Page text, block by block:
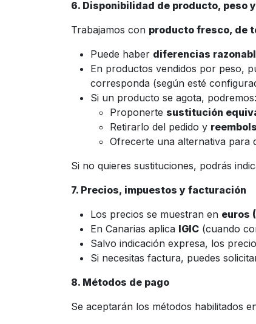
6. Disponibilidad de producto, peso
Trabajamos con producto fresco, de
Puede haber diferencias
En productos vendidos por peso,
corresponda (según esté
Si un producto se agota, podremos:
Proponerte sustitución
Retirarlo del pedido y
Ofrecerte una alternativa para
Si no quieres sustituciones, podrás
7. Precios, impuestos y facturación
Los precios se muestran en euros
En Canarias aplica IGIC (cuando
Salvo indicación expresa, los
Si necesitas factura, puedes
8. Métodos de pago
Se aceptarán los métodos habilitados